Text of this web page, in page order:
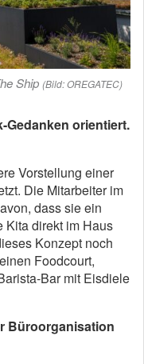
Ship (Bild: OREGATEC)
Gedanken orientiert.
Vorstellung einer
Die Mitarbeiter im
dass sie ein
Kita direkt im Haus
Konzept noch
Foodcourt,
Bar mit Eisdiele
Büroorganisation